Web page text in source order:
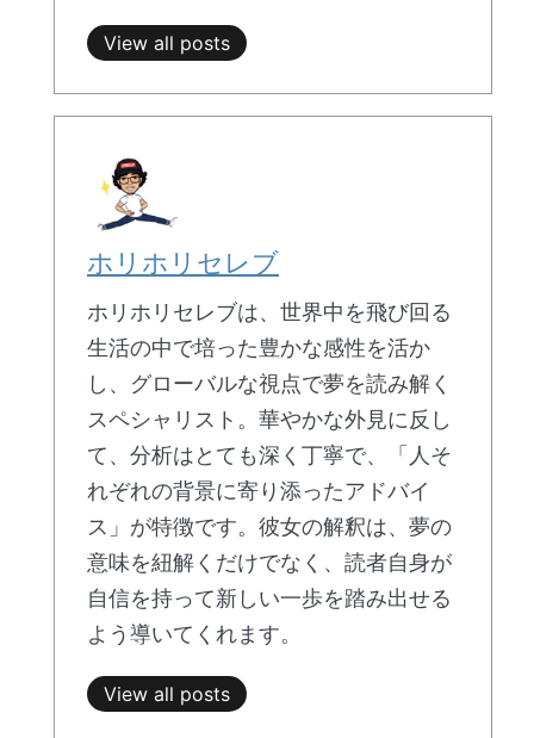
View all posts
ホリホリセレブ
ホリホリセレブは、世界中を飛び回る
生活の中で培った豊かな感性を活か
し、グローバルな視点で夢を読み解く
スペシャリスト。華やかな外見に反し
て、分析はとても深く丁寧で、「人そ
れぞれの背景に寄り添ったアドバイ
ス」が特徴です。彼女の解釈は、夢の
意味を紐解くだけでなく、読者自身が
自信を持って新しい一歩を踏み出せる
よう導いてくれます。
View all posts